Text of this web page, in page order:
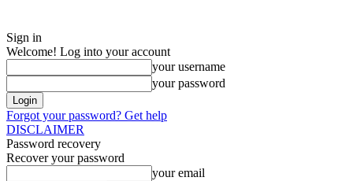
Sign in
Welcome! Log into your account
your username
your password
Forgot your password? Get help
DISCLAIMER
Password recovery
Recover your password
your email